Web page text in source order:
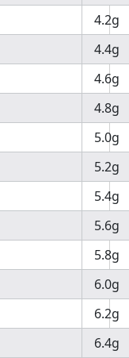
4.2g
4.4g
4.6g
4.8g
5.0g
5.2g
5.4g
5.6g
5.8g
6.0g
6.2g
6.4g